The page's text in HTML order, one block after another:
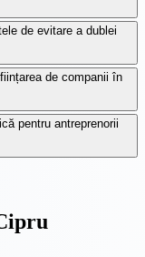
de evitare a dublei
de companii în
pentru antreprenorii